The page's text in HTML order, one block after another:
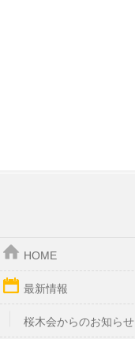
HOME
最新情報
桜木会からのお知らせ